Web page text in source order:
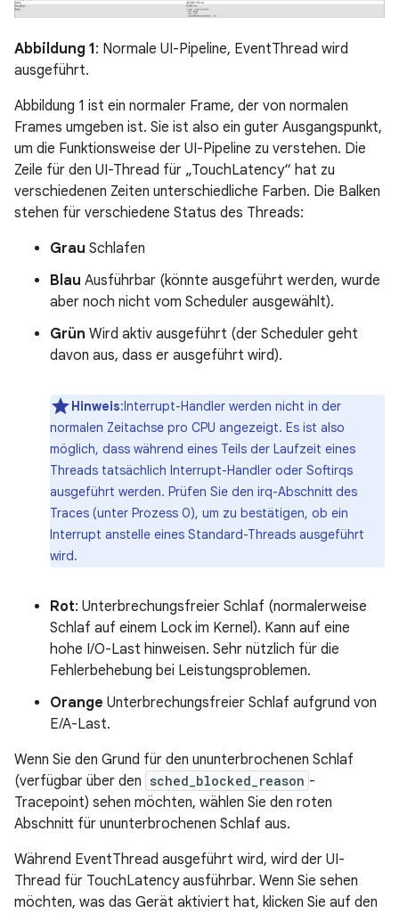
Abbildung 1: Normale UI-Pipeline, EventThread wird
ausgeführt.
Abbildung 1 ist ein normaler Frame, der von normalen
Frames umgeben ist. Sie ist also ein guter Ausgangspunkt,
um die Funktionsweise der UI-Pipeline zu verstehen. Die
Zeile für den UI-Thread für „TouchLatency“ hat zu
verschiedenen Zeiten unterschiedliche Farben. Die Balken
stehen für verschiedene Status des Threads:
Grau Schlafen
Blau Ausführbar (könnte ausgeführt werden, wurde
aber noch nicht vom Scheduler ausgewählt).
Grün Wird aktiv ausgeführt (der Scheduler geht
davon aus, dass er ausgeführt wird).
Hinweis:Interrupt-Handler werden nicht in der
normalen Zeitachse pro CPU angezeigt. Es ist also
möglich, dass während eines Teils der Laufzeit eines
Threads tatsächlich Interrupt-Handler oder Softirqs
ausgeführt werden. Prüfen Sie den irq-Abschnitt des
Traces (unter Prozess 0), um zu bestätigen, ob ein
Interrupt anstelle eines Standard-Threads ausgeführt
wird.
Rot: Unterbrechungsfreier Schlaf (normalerweise
Schlaf auf einem Lock im Kernel). Kann auf eine
hohe I/O-Last hinweisen. Sehr nützlich für die
Fehlerbehebung bei Leistungsproblemen.
Orange Unterbrechungsfreier Schlaf aufgrund von
E/A-Last.
Wenn Sie den Grund für den ununterbrochenen Schlaf
(verfügbar über den sched_blocked_reason -
Tracepoint) sehen möchten, wählen Sie den roten
Abschnitt für ununterbrochenen Schlaf aus.
Während EventThread ausgeführt wird, wird der UI-
Thread für TouchLatency ausführbar. Wenn Sie sehen
möchten, was das Gerät aktiviert hat, klicken Sie auf den